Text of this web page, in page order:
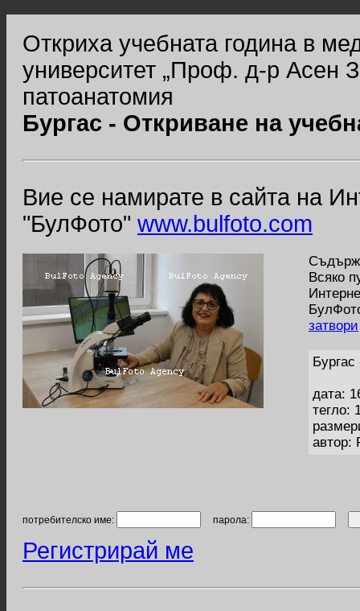
Откриха учебната година в
университет „Проф. д-р Асен
патоанатомия
Бургас - Откриване на
Вие се намирате в сайта на
"БулФото" www.bulfoto.com
Всяко
затвори
дата:
тегло:
автор:
потребителско име: парола:
Регистрирай ме